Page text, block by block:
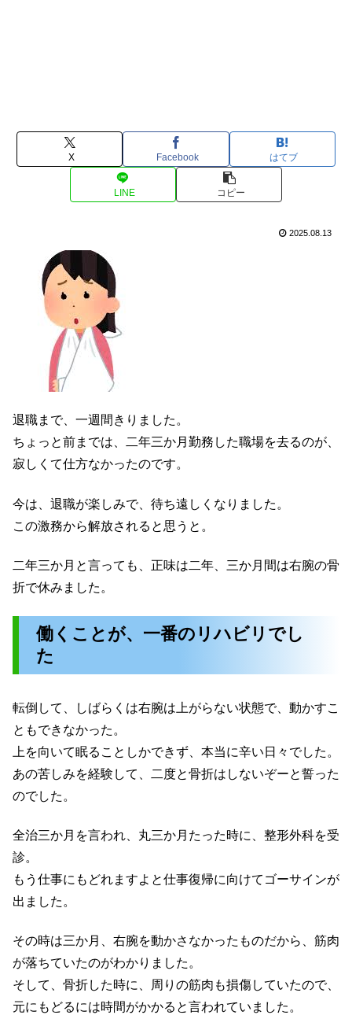
X Facebook はてブ
LINE コピー
2025.08.13
退職まで、一週間きりました。
ちょっと前までは、二年三か月勤務した職場を去るのが、
寂しくて仕方なかったのです。
今は、退職が楽しみで、待ち遠しくなりました。
この激務から解放されると思うと。
二年三か月と言っても、正味は二年、三か月間は右腕の骨
折で休みました。
働くことが、一番のリハビリでし
た
転倒して、しばらくは右腕は上がらない状態で、動かすこ
ともできなかった。
上を向いて眠ることしかできず、本当に辛い日々でした。
あの苦しみを経験して、二度と骨折はしないぞーと誓った
のでした。
全治三か月を言われ、丸三か月たった時に、整形外科を受
診。
もう仕事にもどれますよと仕事復帰に向けてゴーサインが
出ました。
その時は三か月、右腕を動かさなかったものだから、筋肉
が落ちていたのがわかりました。
そして、骨折した時に、周りの筋肉も損傷していたので、
元にもどるには時間がかかると言われていました。